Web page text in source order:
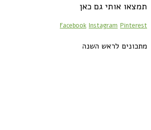
תמצאו אותי גם כאן
Facebook Instagram Pinterest
מתכונים לראש השנה